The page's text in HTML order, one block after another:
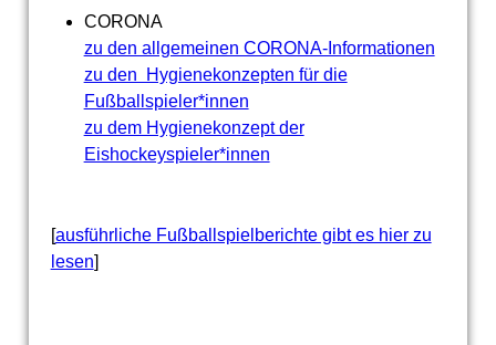
CORONA
zu den allgemeinen CORONA-Informationen
zu den Hygienekonzepten für die
Fußballspieler*innen
zu dem Hygienekonzept der
Eishockeyspieler*innen
[ausführliche Fußballspielberichte gibt es hier zu
lesen]